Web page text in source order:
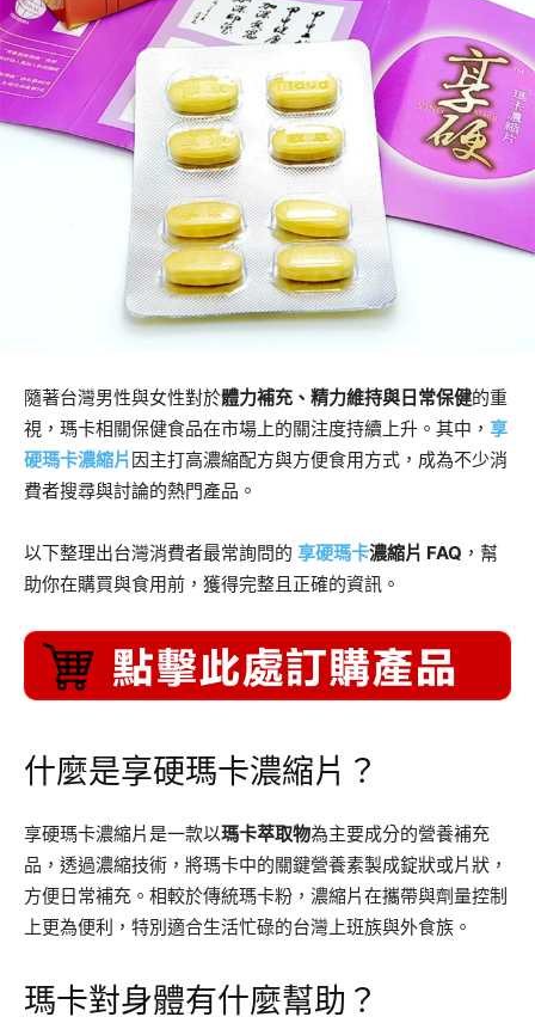
隨著台灣男性與女性對於體力補充、精力維持與日常保健的重
視，瑪卡相關保健食品在市場上的關注度持續上升。其中， 享
硬瑪卡濃縮片因主打高濃縮配方與方便食用方式，成為不少消
費者搜尋與討論的熱門產品。
以下整理出台灣消費者最常詢問的 享硬瑪卡濃縮片 FAQ ，幫
助你在購買與食用前，獲得完整且正確的資訊。
什麼是享硬瑪卡濃縮片？
享硬瑪卡濃縮片是一款以瑪卡萃取物為主要成分的營養補充
品，透過濃縮技術，將瑪卡中的關鍵營養素製成錠狀或片狀，
方便日常補充。相較於傳統瑪卡粉，濃縮片在攜帶與劑量控制
上更為便利，特別適合生活忙碌的台灣上班族與外食族。
瑪卡對身體有什麼幫助？